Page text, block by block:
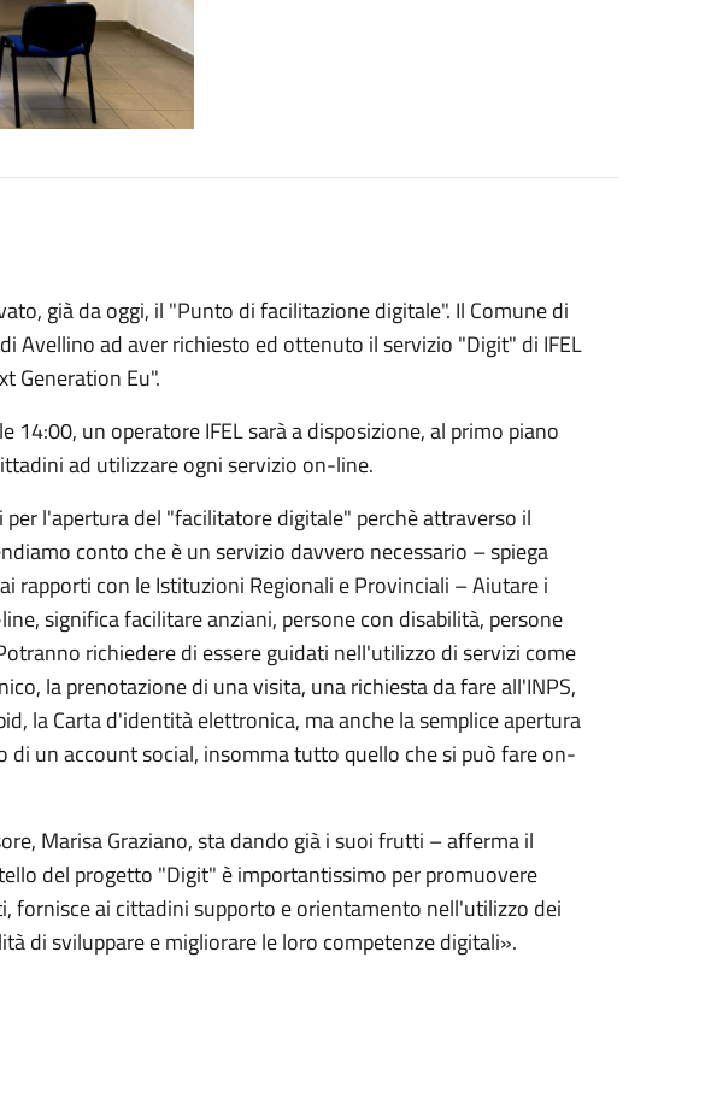
già da oggi, il "Punto di facilitazione digitale". Il Comune di
Avellino ad aver richiesto ed ottenuto il servizio "Digit" di IFEL
Generation Eu".
14:00, un operatore IFEL sarà a disposizione, al primo piano
ad utilizzare ogni servizio on-line.
l'apertura del "facilitatore digitale" perchè attraverso il
conto che è un servizio davvero necessario – spiega
rapporti con le Istituzioni Regionali e Provinciali – Aiutare i
significa facilitare anziani, persone con disabilità, persone
richiedere di essere guidati nell'utilizzo di servizi come
la prenotazione di una visita, una richiesta da fare all'INPS,
la Carta d'identità elettronica, ma anche la semplice apertura
di un account social, insomma tutto quello che si può fare on-
Marisa Graziano, sta dando già i suoi frutti – afferma il
del progetto "Digit" è importantissimo per promuovere
fornisce ai cittadini supporto e orientamento nell'utilizzo dei
di sviluppare e migliorare le loro competenze digitali».